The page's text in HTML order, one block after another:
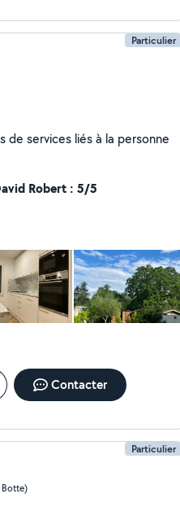
Particulier
de services liés à la personne
Robert : 5/5
Contacter
Particulier
Botte)